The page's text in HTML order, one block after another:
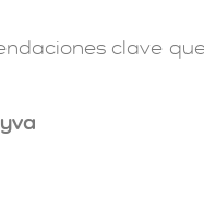
clave